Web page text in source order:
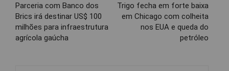
Parceria com Banco dos
Brics irá destinar US$ 100
milhões para infraestrutura
agrícola gaúcha
Trigo fecha em forte baixa
em Chicago com colheita
nos EUA e queda do
petróleo